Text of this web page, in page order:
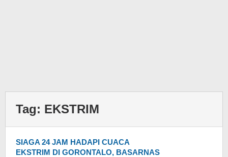
Tag: EKSTRIM
SIAGA 24 JAM HADAPI CUACA
EKSTRIM DI GORONTALO, BASARNAS